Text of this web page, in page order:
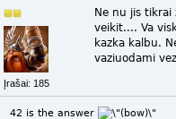
Įrašai: 185
Ne nu jis tikrai
veikit.... Va
kazka kalbu.
vaziuodami
42 is the answer